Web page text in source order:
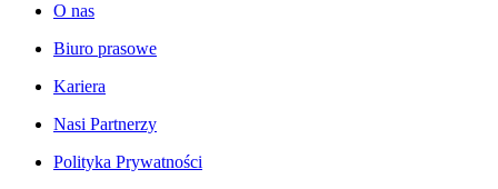
O nas
Biuro prasowe
Kariera
Nasi Partnerzy
Polityka Prywatności